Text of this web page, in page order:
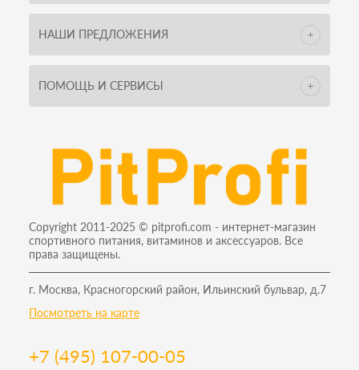
НАШИ ПРЕДЛОЖЕНИЯ
ПОМОЩЬ И СЕРВИСЫ
Copyright 2011-2025 © pitprofi.com - интернет-магазин
спортивного питания, витаминов и аксессуаров. Все
права защищены.
г. Москва, Красногорский район, Ильинский бульвар, д.7
Посмотреть на карте
+7 (495) 107-00-05